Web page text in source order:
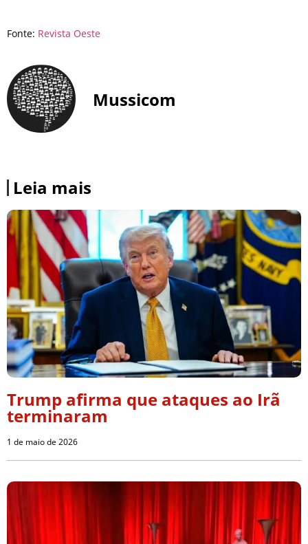
Fonte: Revista Oeste
Mussicom
Leia mais
Trump afirma que ataques ao Irã
terminaram
1 de maio de 2026